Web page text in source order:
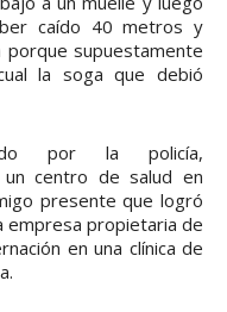
caído 40 metros y
supuestamente
la soga que debió
por la policía,
centro de salud en
presente que logró
empresa propietaria de
en una clínica de